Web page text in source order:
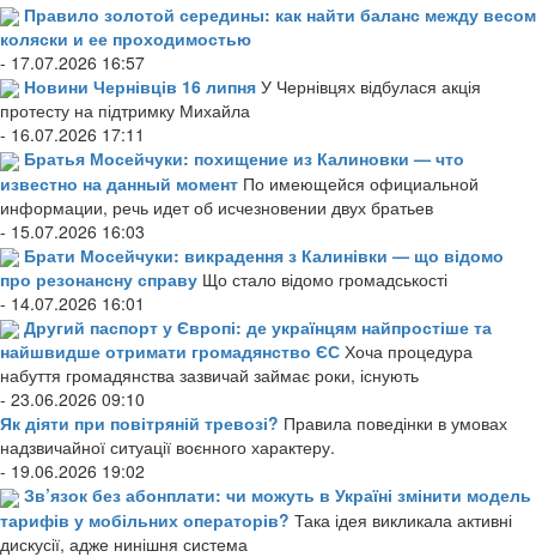
Правило золотой середины: как найти баланс между весом
коляски и ее проходимостью
- 17.07.2026 16:57
Новини Чернівців 16 липня У Чернівцях відбулася акція
протесту на підтримку Михайла
- 16.07.2026 17:11
Братья Мосейчуки: похищение из Калиновки — что
известно на данный момент По имеющейся официальной
информации, речь идет об исчезновении двух братьев
- 15.07.2026 16:03
Брати Мосейчуки: викрадення з Калинівки — що відомо
про резонансну справу Що стало відомо громадськості
- 14.07.2026 16:01
Другий паспорт у Європі: де українцям найпростіше та
найшвидше отримати громадянство ЄС Хоча процедура
набуття громадянства зазвичай займає роки, існують
- 23.06.2026 09:10
Як діяти при повітряній тревозі? Правила поведінки в умовах
надзвичайної ситуації воєнного характеру.
- 19.06.2026 19:02
Зв’язок без абонплати: чи можуть в Україні змінити модель
тарифів у мобільних операторів? Така ідея викликала активні
дискусії, адже нинішня система